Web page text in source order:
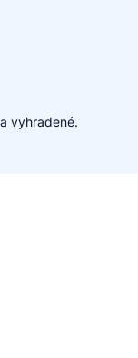
vyhradené.